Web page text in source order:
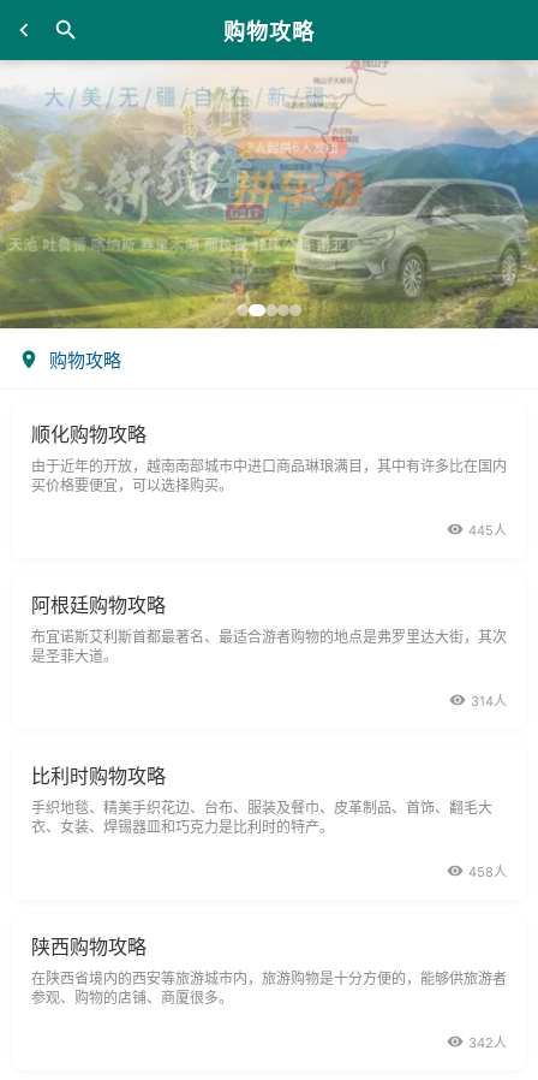
购物攻略
购物攻略
顺化购物攻略
由于近年的开放，越南南部城市中进口商品琳琅满目，其中有许多比在国内
买价格要便宜，可以选择购买。
445人
阿根廷购物攻略
布宜诺斯艾利斯首都最著名、最适合游者购物的地点是弗罗里达大街，其次
是圣菲大道。
314人
比利时购物攻略
手织地毯、精美手织花边、台布、服装及餐巾、皮革制品、首饰、翻毛大
衣、女装、焊锡器皿和巧克力是比利时的特产。
458人
陕西购物攻略
在陕西省境内的西安等旅游城市内，旅游购物是十分方便的，能够供旅游者
参观、购物的店铺、商厦很多。
342人